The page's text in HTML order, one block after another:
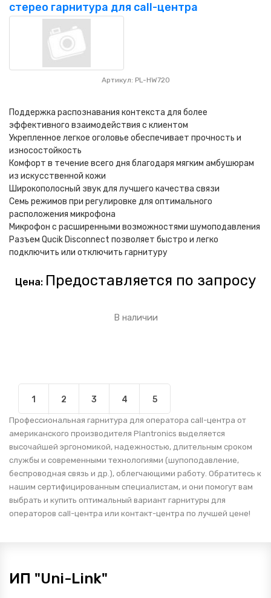
стерео гарнитура для call-центра
Артикул: PL-HW720
Поддержка распознавания контекста для более
эффективного взаимодействия с клиентом
Укрепленное легкое оголовье обеспечивает прочность и
износостойкость
Комфорт в течение всего дня благодаря мягким амбушюрам
из искусственной кожи
Широкополосный звук для лучшего качества связи
Семь режимов при регулировке для оптимального
расположения микрофона
Микрофон с расширенными возможностями шумоподавления
Разъем Qucik Disconnect позволяет быстро и легко
подключить или отключить гарнитуру
Цена: Предоставляется по запросу
В наличии
1 2 3 4 5
Профессиональная гарнитура для оператора call-центра от
американского производителя Plantronics выделяется
высочайшей эргономикой, надежностью, длительным сроком
службы и современными технологиями (шупоподавление,
беспроводная связь и др.), облегчающими работу. Обратитесь к
нашим сертифицированным специалистам, и они помогут вам
выбрать и купить оптимальный вариант гарнитуры для
операторов call-центра или контакт-центра по лучшей цене!
ИП "Uni-Link"